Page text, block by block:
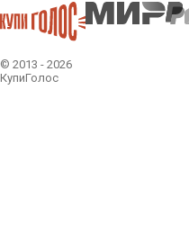
© 2013 - 2026
КупиГолос